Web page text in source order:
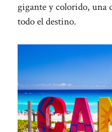
gigante y colorido, una
todo el destino.